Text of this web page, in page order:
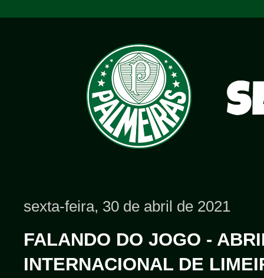
sexta-feira, 30 de abril de 2021
FALANDO DO JOGO -
INTERNACIONAL DE